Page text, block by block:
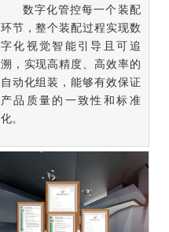
数字化管控每一个装配
环节，整个装配过程实现数
字化视觉智能引导且可追
溯，实现高精度、高效率的
自动化组装，能够有效保证
产品质量的一致性和标准
化。